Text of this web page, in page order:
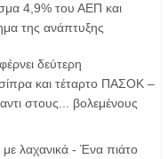
4,9% του ΑΕΠ και
της ανάπτυξης
δεύτερη
και τέταρτο ΠΑΣΟΚ –
στους... βολεμένους
λαχανικά - Ένα πιάτο